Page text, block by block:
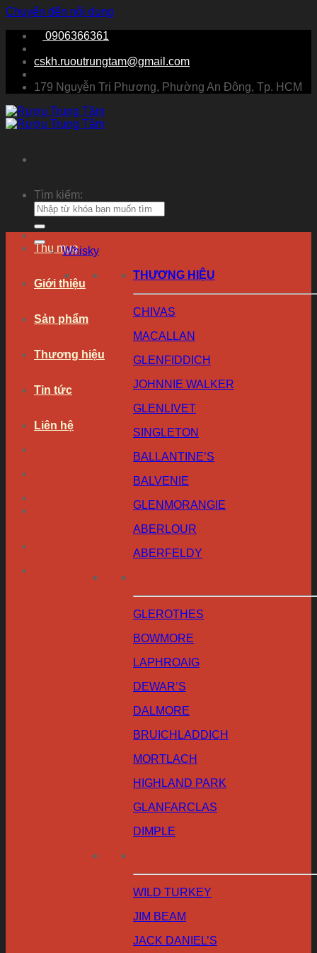
Chuyển đến nội dung
0906366361
cskh.ruoutrungtam@gmail.com
179 Nguyễn Tri Phương, Phường An Đông, Tp. HCM
Tìm kiếm:
Thu mua
Giới thiệu
Sản phẩm
Thương hiệu
Tin tức
Liên hệ
Whisky
THƯƠNG HIỆU
CHIVAS
MACALLAN
GLENFIDDICH
JOHNNIE WALKER
GLENLIVET
SINGLETON
BALLANTINE’S
BALVENIE
GLENMORANGIE
ABERLOUR
ABERFELDY
GLEROTHES
BOWMORE
LAPHROAIG
DEWAR’S
DALMORE
BRUICHLADDICH
MORTLACH
HIGHLAND PARK
GLANFARCLAS
DIMPLE
WILD TURKEY
JIM BEAM
JACK DANIEL’S